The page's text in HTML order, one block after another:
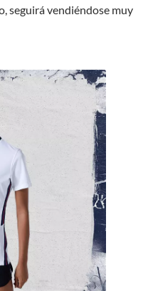
seguirá vendiéndose muy